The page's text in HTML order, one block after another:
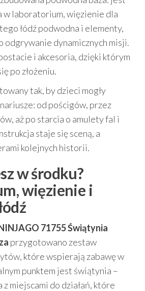
w laboratorium, więzienie dla
łódź podwodna i elementy,
odgrywanie dynamicznych misji.
i akcesoria, dzięki którym
po złożeniu.
tak, by dzieci mogły
od pościgów, przez
aż po starcia o amulety fal i
staje się sceną, a
kolejnych historii.
w środku?
więzienie i
71755 Świątynia
przygotowano zestaw
które wspierają zabawę w
punktem jest świątynia –
miejscami do działań, które